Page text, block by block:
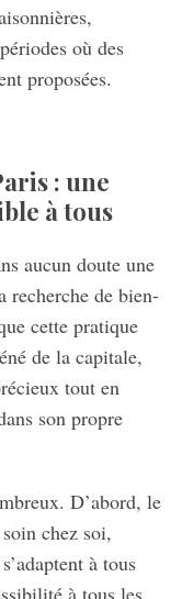
où des
proposées.
: une
à tous
aucun doute une
recherche de bien-
cette pratique
de la capitale,
tout en
son propre
D’abord, le
chez soi,
à tous
à tous les